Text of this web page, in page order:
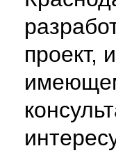
проект,